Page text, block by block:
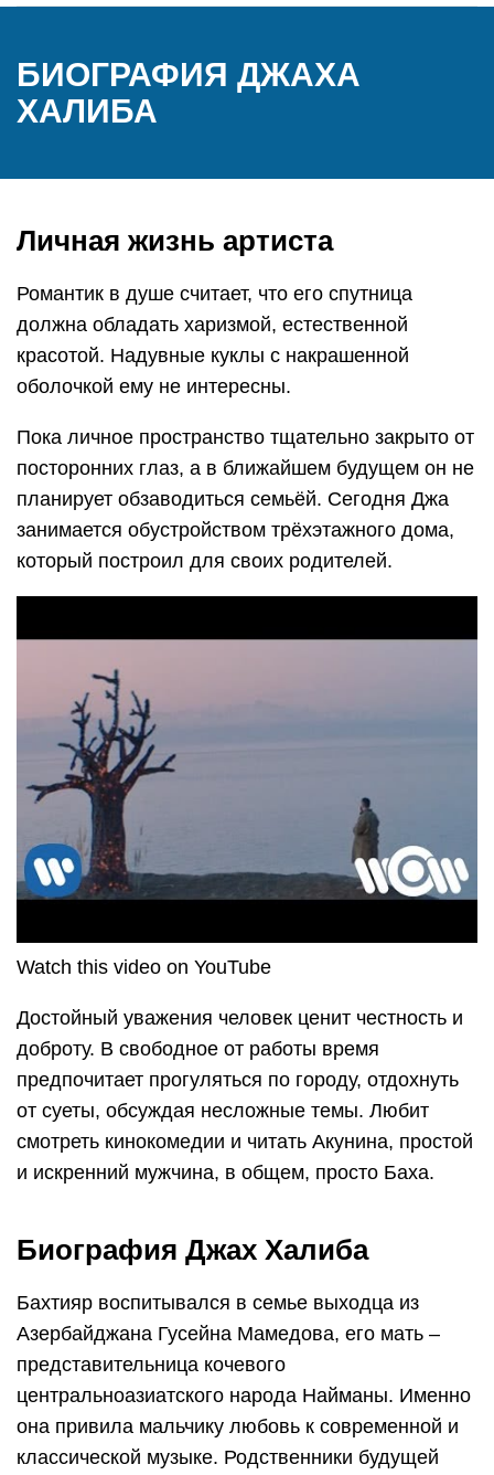
БИОГРАФИЯ ДЖАХА
ХАЛИБА
Личная жизнь артиста
Романтик в душе считает, что его спутница
должна обладать харизмой, естественной
красотой. Надувные куклы с накрашенной
оболочкой ему не интересны.
Пока личное пространство тщательно закрыто от
посторонних глаз, а в ближайшем будущем он не
планирует обзаводиться семьёй. Сегодня Джа
занимается обустройством трёхэтажного дома,
который построил для своих родителей.
Watch this video on YouTube
Достойный уважения человек ценит честность и
доброту. В свободное от работы время
предпочитает прогуляться по городу, отдохнуть
от суеты, обсуждая несложные темы. Любит
смотреть кинокомедии и читать Акунина, простой
и искренний мужчина, в общем, просто Баха.
Биография Джах Халиба
Бахтияр воспитывался в семье выходца из
Азербайджана Гусейна Мамедова, его мать –
представительница кочевого
центральноазиатского народа Найманы. Именно
она привила мальчику любовь к современной и
классической музыке. Родственники будущей